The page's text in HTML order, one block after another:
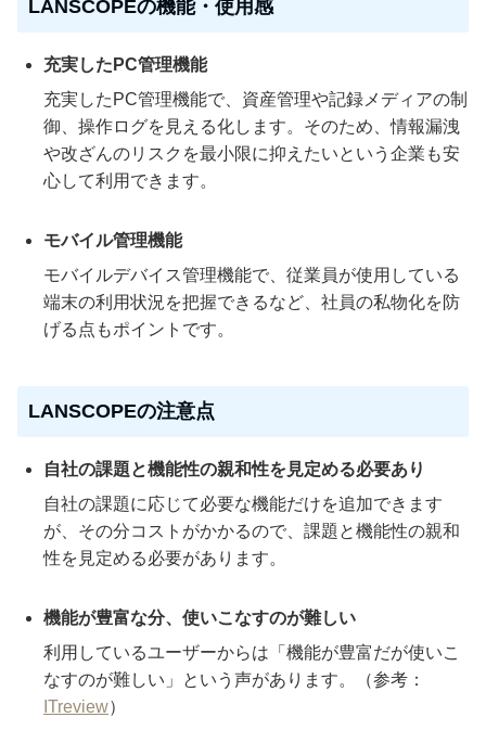
LANSCOPEの機能・使用感
充実したPC管理機能
充実したPC管理機能で、資産管理や記録メディアの制
御、操作ログを見える化します。そのため、情報漏洩
や改ざんのリスクを最小限に抑えたいという企業も安
心して利用できます。
モバイル管理機能
モバイルデバイス管理機能で、従業員が使用している
端末の利用状況を把握できるなど、社員の私物化を防
げる点もポイントです。
LANSCOPEの注意点
自社の課題と機能性の親和性を見定める必要あり
自社の課題に応じて必要な機能だけを追加できます
が、その分コストがかかるので、課題と機能性の親和
性を見定める必要があります。
機能が豊富な分、使いこなすのが難しい
利用しているユーザーからは「機能が豊富だが使いこ
なすのが難しい」という声があります。（参考：
ITreview）